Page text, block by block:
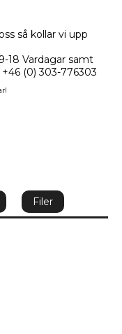
så kollar vi upp
18 Vardagar samt
(0) 303-776303
Filer